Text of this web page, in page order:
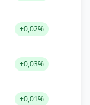
+0,02%
+0,03%
+0,01%